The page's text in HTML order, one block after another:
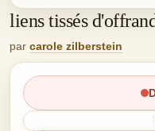
liens tissés
par carole zilberstein